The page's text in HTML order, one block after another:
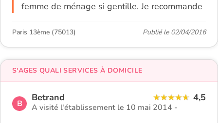
femme de ménage si gentille. Je recommande
Paris 13ème (75013) Publié le 02/04/2016
B
Betrand 4,5
A visité l'établissement le 10 mai 2014 -
S'AGES QUALI SERVICES À DOMICILE